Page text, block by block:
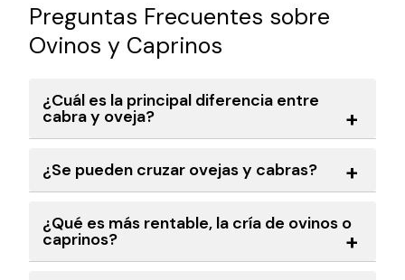
Preguntas Frecuentes sobre
Ovinos y Caprinos
¿Cuál es la principal diferencia entre
cabra y oveja?
¿Se pueden cruzar ovejas y cabras?
¿Qué es más rentable, la cría de ovinos o
caprinos?